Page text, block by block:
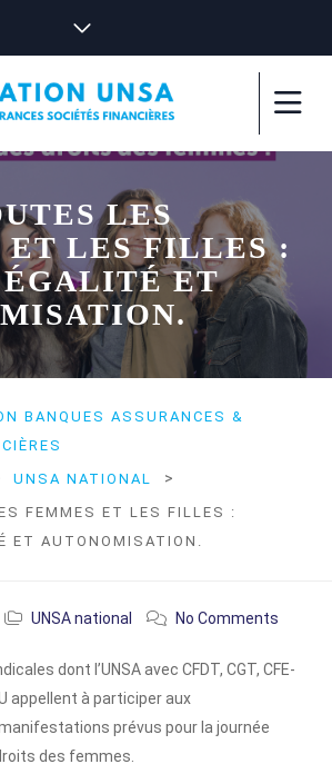
LES
ET LES FILLES :
ET
BANQUES ASSURANCES &
UNSA NATIONAL >
FEMMES ET LES FILLES :
ET AUTONOMISATION.
UNSA national No Comments
dont l’UNSA avec CFDT, CGT, CFE-
appellent à participer aux
prévus pour la journée
des femmes.